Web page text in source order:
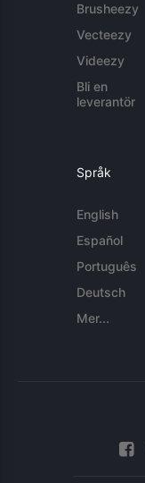
Brusheezy
Vecteezy
Videezy
Bli en
leverantör
Språk
English
Español
Português
Deutsch
Mer...